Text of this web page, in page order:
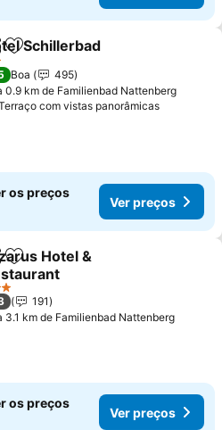
Adicionar aos favoritos
Schillerbad
Boa
495
0.9 km de Familienbad Nattenberg
com vistas panorâmicasVer
os preços
Ver preços
Adicionar aos favoritos
Hotel &
preços
191
3.1 km de Familienbad Nattenberg
os preços
Ver preços